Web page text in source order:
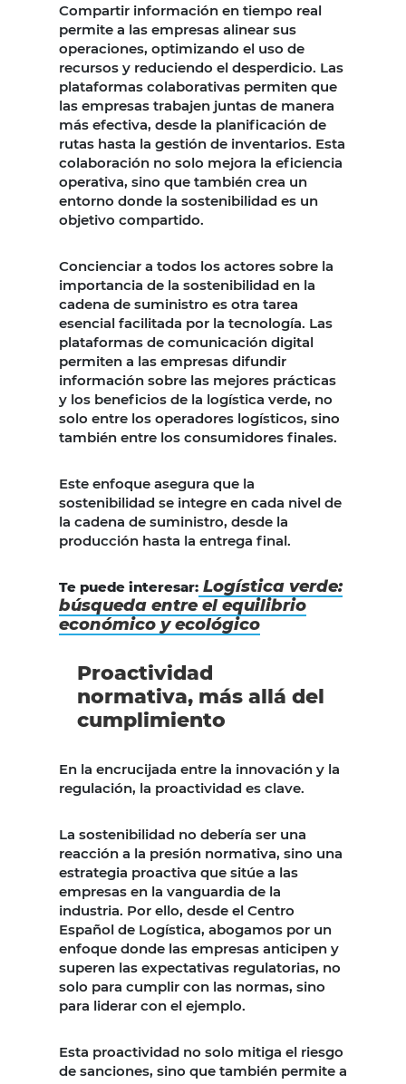
Compartir información en tiempo real
permite a las empresas alinear sus
operaciones, optimizando el uso de
recursos y reduciendo el desperdicio. Las
plataformas colaborativas permiten que
las empresas trabajen juntas de manera
más efectiva, desde la planificación de
rutas hasta la gestión de inventarios. Esta
colaboración no solo mejora la eficiencia
operativa, sino que también crea un
entorno donde la sostenibilidad es un
objetivo compartido.
Concienciar a todos los actores sobre la
importancia de la sostenibilidad en la
cadena de suministro es otra tarea
esencial facilitada por la tecnología. Las
plataformas de comunicación digital
permiten a las empresas difundir
información sobre las mejores prácticas
y los beneficios de la logística verde, no
solo entre los operadores logísticos, sino
también entre los consumidores finales.
Este enfoque asegura que la
sostenibilidad se integre en cada nivel de
la cadena de suministro, desde la
producción hasta la entrega final.
Te puede interesar: Logística verde:
búsqueda entre el equilibrio
económico y ecológico
Proactividad
normativa, más allá del
cumplimiento
En la encrucijada entre la innovación y la
regulación, la proactividad es clave.
La sostenibilidad no debería ser una
reacción a la presión normativa, sino una
estrategia proactiva que sitúe a las
empresas en la vanguardia de la
industria. Por ello, desde el Centro
Español de Logística, abogamos por un
enfoque donde las empresas anticipen y
superen las expectativas regulatorias, no
solo para cumplir con las normas, sino
para liderar con el ejemplo.
Esta proactividad no solo mitiga el riesgo
de sanciones, sino que también permite a